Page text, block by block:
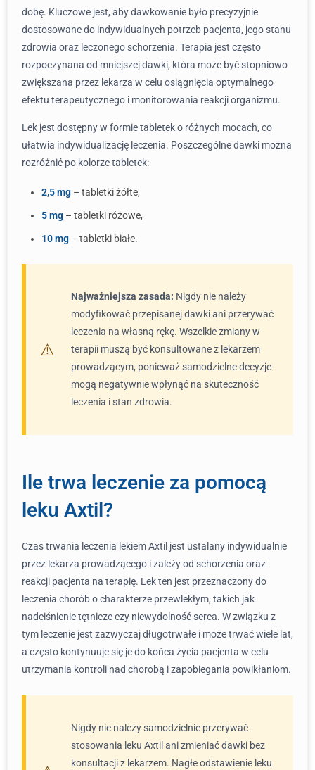
dobę. Kluczowe jest, aby dawkowanie było precyzyjnie
dostosowane do indywidualnych potrzeb pacjenta, jego stanu
zdrowia oraz leczonego schorzenia. Terapia jest często
rozpoczynana od mniejszej dawki, która może być stopniowo
zwiększana przez lekarza w celu osiągnięcia optymalnego
efektu terapeutycznego i monitorowania reakcji organizmu.
Lek jest dostępny w formie tabletek o różnych mocach, co
ułatwia indywidualizację leczenia. Poszczególne dawki można
rozróżnić po kolorze tabletek:
2,5 mg – tabletki żółte,
5 mg – tabletki różowe,
10 mg – tabletki białe.
Najważniejsza zasada: Nigdy nie należy
modyfikować przepisanej dawki ani przerywać
leczenia na własną rękę. Wszelkie zmiany w
terapii muszą być konsultowane z lekarzem
prowadzącym, ponieważ samodzielne decyzje
mogą negatywnie wpłynąć na skuteczność
leczenia i stan zdrowia.
Ile trwa leczenie za pomocą
leku Axtil?
Czas trwania leczenia lekiem Axtil jest ustalany indywidualnie
przez lekarza prowadzącego i zależy od schorzenia oraz
reakcji pacjenta na terapię. Lek ten jest przeznaczony do
leczenia chorób o charakterze przewlekłym, takich jak
nadciśnienie tętnicze czy niewydolność serca. W związku z
tym leczenie jest zazwyczaj długotrwałe i może trwać wiele lat,
a często kontynuuje się je do końca życia pacjenta w celu
utrzymania kontroli nad chorobą i zapobiegania powikłaniom.
Nigdy nie należy samodzielnie przerywać
stosowania leku Axtil ani zmieniać dawki bez
konsultacji z lekarzem. Nagłe odstawienie leku